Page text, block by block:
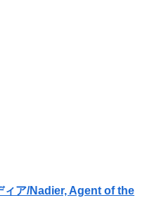
ィア/Nadier, Agent of the